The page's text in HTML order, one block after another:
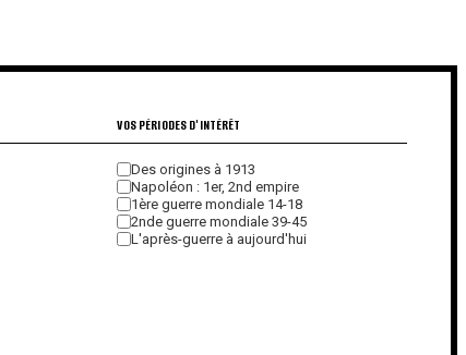
VOS PÉRIODES D'INTÉRÊT
Des origines à 1913
Napoléon : 1er, 2nd empire
1ère guerre mondiale 14-18
2nde guerre mondiale 39-45
L'après-guerre à aujourd'hui